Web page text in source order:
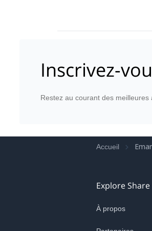
Inscrivez-
Restez au courant des meilleures
Accueil
Explore Share
À propos